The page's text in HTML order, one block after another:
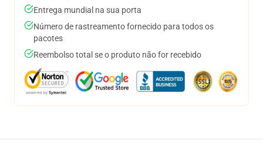
Entrega mundial na sua porta
Número de rastreamento fornecido para todos os
pacotes
Reembolso total se o produto não for recebido